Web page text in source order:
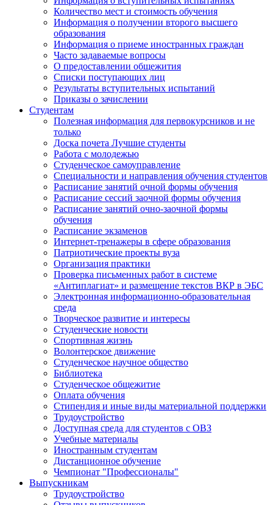
Количество мест и стоимость обучения
Информация о получении второго высшего
образования
Информация о приеме иностранных граждан
Часто задаваемые вопросы
О предоставлении общежития
Списки поступающих лиц
Результаты вступительных испытаний
Приказы о зачислении
Студентам
Полезная информация для первокурсников и не
только
Доска почета Лучшие студенты
Работа с молодежью
Студенческое самоуправление
Специальности и направления обучения студентов
Расписание занятий очной формы обучения
Расписание сессий заочной формы обучения
Расписание занятий очно-заочной формы
обучения
Расписание экзаменов
Интернет-тренажеры в сфере образования
Патриотические проекты вуза
Организация практики
Проверка письменных работ в системе
«Антиплагиат» и размещение текстов ВКР в ЭБС
Электронная информационно-образовательная
среда
Творческое развитие и интересы
Студенческие новости
Спортивная жизнь
Волонтерское движение
Студенческое научное общество
Библиотека
Студенческое общежитие
Оплата обучения
Стипендия и иные виды материальной поддержки
Трудоустройство
Доступная среда для студентов с ОВЗ
Учебные материалы
Иностранным студентам
Дистанционное обучение
Чемпионат "Профессионалы"
Выпускникам
Трудоустройство